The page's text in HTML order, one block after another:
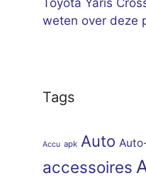
weten over deze
Tags
Accu apk Auto
accessoires